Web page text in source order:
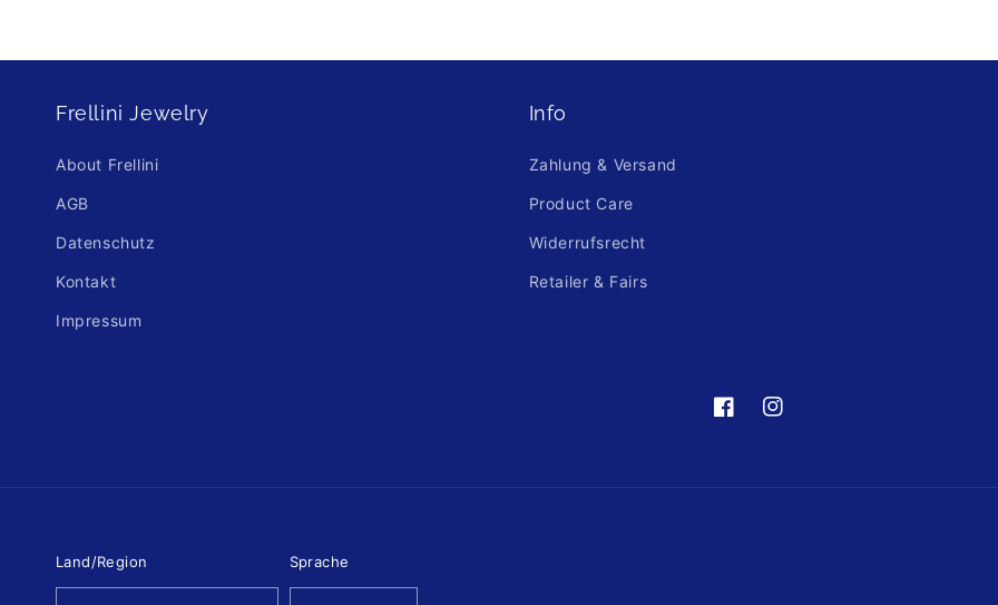
Frellini Jewelry
About Frellini
AGB
Datenschutz
Kontakt
Impressum
Info
Zahlung & Versand
Product Care
Widerrufsrecht
Retailer & Fairs
https://de-https://www.instagram.com/
Land/Region Sprache